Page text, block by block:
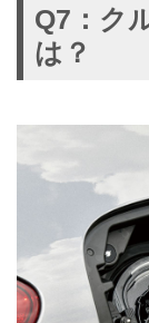
Q7：ク
は？